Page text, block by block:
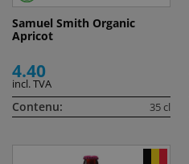
Samuel Smith Organic
Apricot
4.40
incl. TVA
Contenu: 35 cl